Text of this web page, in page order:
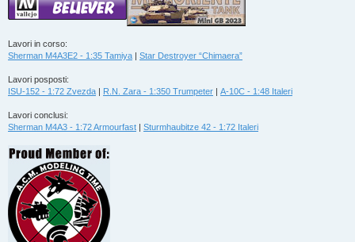
Lavori in corso:
Sherman M4A3E2 - 1:35 Tamiya | Star Destroyer “Chimaera”
Lavori posposti:
ISU-152 - 1:72 Zvezda | R.N. Zara - 1:350 Trumpeter | A-10C - 1:48 Italeri
Lavori conclusi:
Sherman M4A3 - 1:72 Armourfast | Sturmhaubitze 42 - 1:72 Italeri